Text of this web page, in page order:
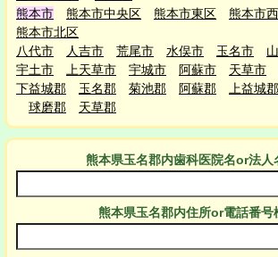
熊本市
熊本市中央区 熊本市東区 熊本市
熊本市北区
八代市
人吉市 荒尾市 水俣市 玉名市
宇土市
上天草市 宇城市 阿蘇市 天草市
下益城郡
玉名郡 菊池郡 阿蘇郡 上益城郡
球磨郡
天草郡
熊本県玉名郡内歯科医院名or法人
熊本県玉名郡内住所or電話番号